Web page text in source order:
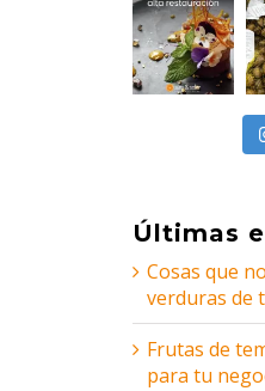
Últimas
Cosas que
verduras de
Frutas de
para tu